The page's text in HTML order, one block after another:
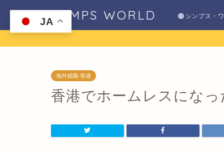
SHIMPS WORLD シンプス・
海外就職-香港
香港でホームレスになっ
JA